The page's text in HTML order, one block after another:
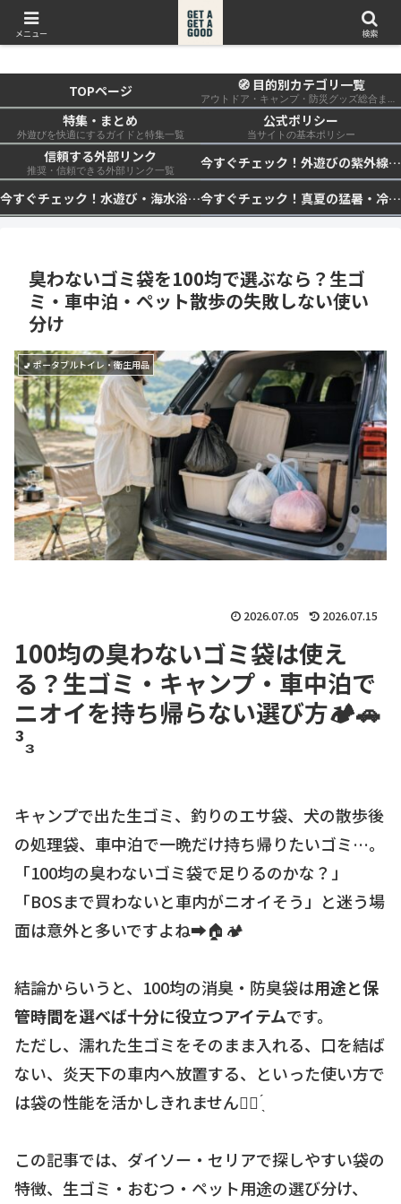
get a get a good
TOPページ 🧭 目的別カテゴリ一覧
アウトドア・キャンプ・防災グッズ総合まとめ
特集・まとめ
外遊びを快適にするガイドと特集一覧
公式ポリシー
当サイトの基本ポリシー
信頼する外部リンク
推奨・信頼できる外部リンク一覧
今すぐチェック！外遊びの紫外線対策・日差し快適化計画｜帽子・日傘・ウェア・日焼け止めを総まとめ☀️🏕️👓
今すぐチェック！水遊び・海水浴の快適化計画｜浮き輪・服装・日陰・安全対策を総まとめ🏖️🌊✨
今すぐチェック！真夏の猛暑・冷却・保冷快適化計画｜外遊び・キャンプ・車中泊の暑さ対策を総まとめ☀️🧊🏕️
臭わないゴミ袋を100均で選ぶなら？生ゴ
ミ・車中泊・ペット散歩の失敗しない使い
分け
🚽 ポータブルトイレ・衛生用品
2026.07.05 2026.07.15
100均の臭わないゴミ袋は使え
る？生ゴミ・キャンプ・車中泊で
ニオイを持ち帰らない選び方🏕️🚗
³₃
キャンプで出た生ゴミ、釣りのエサ袋、犬の散歩後
の処理袋、車中泊で一晩だけ持ち帰りたいゴミ…。
「100均の臭わないゴミ袋で足りるのかな？」
「BOSまで買わないと車内がニオイそう」と迷う場
面は意外と多いですよね➡️🏠🏕️
結論からいうと、100均の消臭・防臭袋は用途と保
管時間を選べば十分に役立つアイテムです。
ただし、濡れた生ゴミをそのまま入れる、口を結ば
ない、炎天下の車内へ放置する、といった使い方で
は袋の性能を活かしきれません☝🏻 ̖́
この記事では、ダイソー・セリアで探しやすい袋の
特徴、生ゴミ・おむつ・ペット用途の選び分け、
メニュー 検索